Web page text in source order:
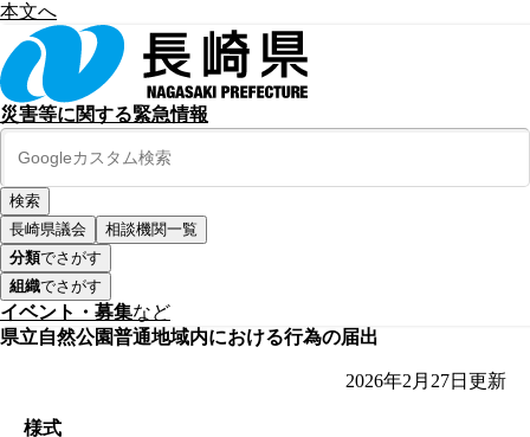
本文へ
災害等に関する緊急情報
長崎県議会
相談機関一覧
分類でさがす
組織でさがす
イベント・募集など
県立自然公園普通地域内における行為の届出
2026年2月27日 更新
様式